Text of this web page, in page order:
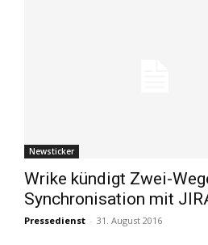
Newsticker
Wrike kündigt Zwei-
Synchronisation mit
Pressedienst - 31. August 2016